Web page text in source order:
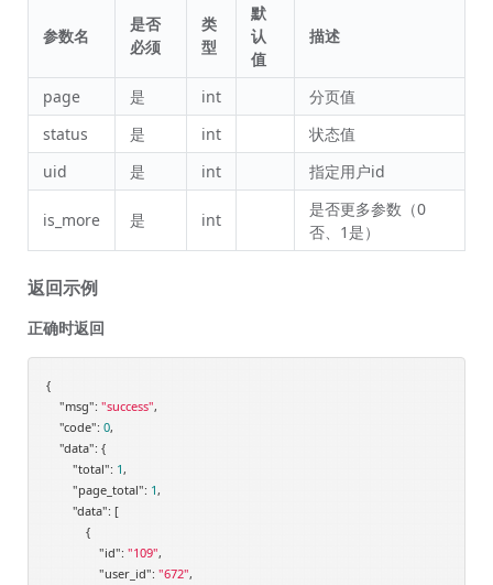
参数名
是否
必须
类
型
默
认
值
描述
page 是 int
分页值
status
是 int
状态值
uid
是 int 指定用户id
is_more 是 int
是否更多参数（0
否、1是）
返回示例
正确时返回
{
"msg": "success",
"code": 0,
"data": {
"total": 1,
"page_total": 1,
"data": [
            {
"id": "109",
"user_id": "672",